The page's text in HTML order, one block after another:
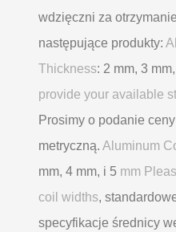
wdzięczni za
następujące produkty:
Thickness: 2 mm, 3
provide your available
Prosimy o podanie
metryczną. Aluminum
mm, 4 mm, i 5 mm
coil widths,
specyfikacje średnicy